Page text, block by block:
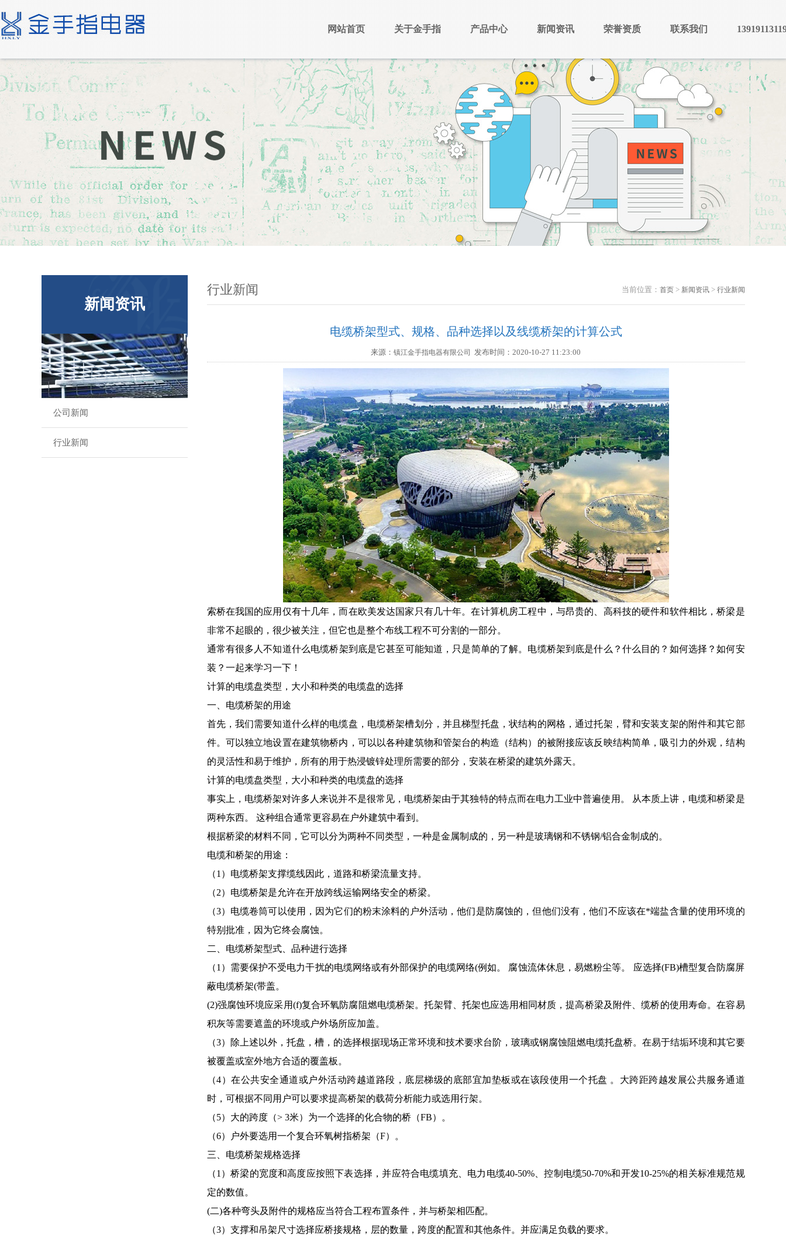
网站首页 关于金手指 产品中心 新闻资讯 荣誉资质 联系我们
新闻资讯
公司新闻
行业新闻
当前位置： 首页> 新闻资讯> 行业新闻
行业新闻
电缆桥架型式、规格、品种选择以及线缆桥架的计算公式
来源： 镇江金手指电器有限公司 发布时间：2020-10-27 11:23:00
索桥在我国的应用仅有十几年，而在欧美发达国家只有几十年。在计算机房工程中，与昂贵的、高科技的硬件和软件相比，桥梁是
非常不起眼的，很少被关注，但它也是整个布线工程不可分割的一部分。
通常有很多人不知道什么电缆桥架到底是它甚至可能知道，只是简单的了解。电缆桥架到底是什么？什么目的？如何选择？如何安
装？一起来学习一下！
计算的电缆盘类型，大小和种类的电缆盘的选择
一、电缆桥架的用途
首先，我们需要知道什么样的电缆盘，电缆桥架槽划分，并且梯型托盘，状结构的网格，通过托架，臂和安装支架的附件和其它部
件。可以独立地设置在建筑物桥内，可以以各种建筑物和管架台的构造（结构）的被附接应该反映结构简单，吸引力的外观，结构
的灵活性和易于维护，所有的用于热浸镀锌处理所需要的部分，安装在桥梁的建筑外露天。
计算的电缆盘类型，大小和种类的电缆盘的选择
事实上，电缆桥架对许多人来说并不是很常见，电缆桥架由于其独特的特点而在电力工业中普遍使用。 从本质上讲，电缆和桥梁是
两种东西。 这种组合通常更容易在户外建筑中看到。
根据桥梁的材料不同，它可以分为两种不同类型，一种是金属制成的，另一种是玻璃钢和不锈钢/铝合金制成的。
电缆和桥架的用途：
（1）电缆桥架支撑缆线因此，道路和桥梁流量支持。
（2）电缆桥架是允许在开放跨线运输网络安全的桥梁。
（3）电缆卷筒可以使用，因为它们的粉末涂料的户外活动，他们是防腐蚀的，但他们没有，他们不应该在*端盐含量的使用环境的
特别批准，因为它终会腐蚀。
二、电缆桥架型式、品种进行选择
（1）需要保护不受电力干扰的电缆网络或有外部保护的电缆网络(例如。 腐蚀流体休息，易燃粉尘等。 应选择(FB)槽型复合防腐屏
蔽电缆桥架(带盖。
(2)强腐蚀环境应采用(f)复合环氧防腐阻燃电缆桥架。托架臂、托架也应选用相同材质，提高桥梁及附件、缆桥的使用寿命。在容易
积灰等需要遮盖的环境或户外场所应加盖。
（3）除上述以外，托盘，槽，的选择根据现场正常环境和技术要求台阶，玻璃或钢腐蚀阻燃电缆托盘桥。在易于结垢环境和其它要
被覆盖或室外地方合适的覆盖板。
（4）在公共安全通道或户外活动跨越道路段，底层梯级的底部宜加垫板或在该段使用一个托盘 。大跨距跨越发展公共服务通道
时，可根据不同用户可以要求提高桥架的载荷分析能力或选用行架。
（5）大的跨度（> 3米）为一个选择的化合物的桥（FB）。
（6）户外要选用一个复合环氧树指桥架（F）。
三、电缆桥架规格选择
（1）桥梁的宽度和高度应按照下表选择，并应符合电缆填充、电力电缆40-50%、控制电缆50-70%和开发10-25%的相关标准规范规
定的数值。
(二)各种弯头及附件的规格应当符合工程布置条件，并与桥架相匹配。
（3）支撑和吊架尺寸选择应桥接规格，层的数量，跨度的配置和其他条件。并应满足负载的要求。